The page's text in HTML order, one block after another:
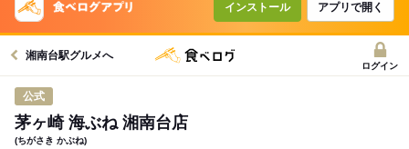
インストール アプリで開く
湘南台駅グルメへ
ログイン
公式
茅ヶ崎 海ぶね 湘南台店
(ちがさき かぶね)